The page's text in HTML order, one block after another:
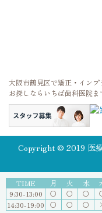
TIME 月 火 水
9:30-13:00 ○ ○ ○
14:30-19:00
○ ○ ○
大阪市鶴見区で矯正・イン
お探しならいちば歯科医院ま
Copyright © 2019 医